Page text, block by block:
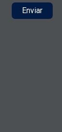
Enviar